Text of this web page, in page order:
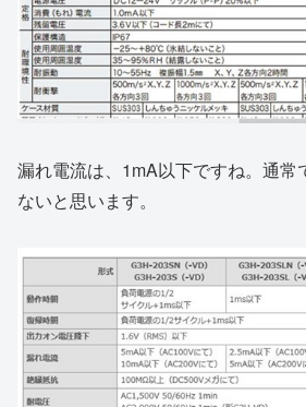
漏れ電流は、1mA以下ですね。通常
ないと思います。